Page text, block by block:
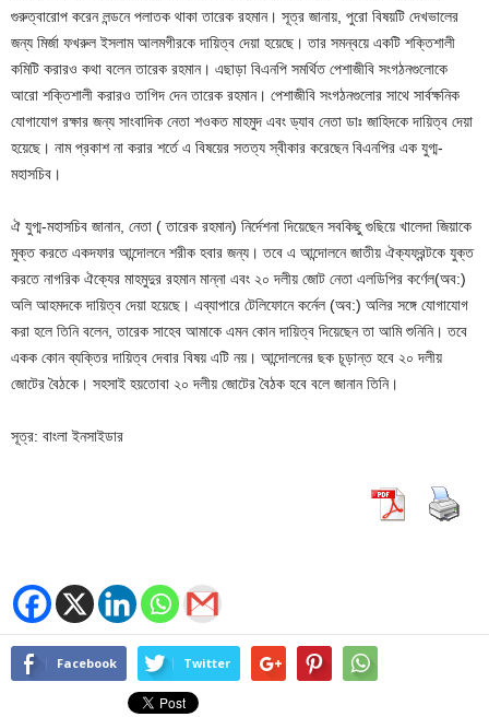
গুরুত্বারোপ করেন লন্ডনে পলাতক থাকা তারেক রহমান। সূত্র জানায়, পুরো বিষয়টি দেখভালের
জন্য মির্জা ফখরুল ইসলাম আলমগীরকে দায়িত্ব দেয়া হয়েছে। তার সমন্বয়ে একটি শক্তিশালী
কমিটি করারও কথা বলেন তারেক রহমান। এছাড়া বিএনপি সমর্থিত পেশাজীবি সংগঠনগুলোকে
আরো শক্তিশালী করারও তাগিদ দেন তারেক রহমান। পেশাজীবি সংগঠনগুলোর সাথে সার্বক্ষনিক
যোগাযোগ রক্ষার জন্য সাংবাদিক নেতা শওকত মাহমুদ এবং ড্যাব নেতা ডাঃ জাহিদকে দায়িত্ব দেয়া
হয়েছে। নাম প্রকাশ না করার শর্তে এ বিষয়ের সতত্য স্বীকার করেছেন বিএনপির এক যুগ্ম-
মহাসচিব।
ঐ যুগ্ম-মহাসচিব জানান, নেতা ( তারেক রহমান) নির্দেশনা দিয়েছেন সবকিছু গুছিয়ে খালেদা জিয়াকে
মুক্ত করতে একদফার আন্দোলনে শরীক হবার জন্য। তবে এ আন্দোলনে জাতীয় ঐক্যফ্রন্টকে যুক্ত
করতে নাগরিক ঐক্যের মাহমুদুর রহমান মান্না এবং ২০ দলীয় জোট নেতা এলডিপির কর্ণেল(অব:)
অলি আহমদকে দায়িত্ব দেয়া হয়েছে। এব্যাপারে টেলিফোনে কর্নেল (অব:) অলির সঙ্গে যোগাযোগ
করা হলে তিনি বলেন, তারেক সাহেব আমাকে এমন কোন দায়িত্ব দিয়েছেন তা আমি শুনিনি। তবে
একক কোন ব্যক্তির দায়িত্ব দেবার বিষয় এটি নয়। আন্দোলনের ছক চূড়ান্ত হবে ২০ দলীয়
জোটের বৈঠকে। সহসাই হয়তোবা ২০ দলীয় জোটের বৈঠক হবে বলে জানান তিনি।
সূত্র: বাংলা ইনসাইডার
Facebook Twitter